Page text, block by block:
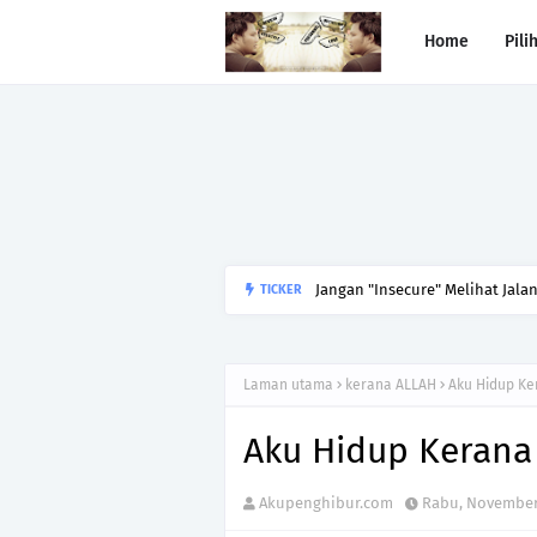
Home
TICKER Jangan "Insecure" Melihat
Laman utama kerana ALLAH Aku Hidup
Aku Hidup
Akupenghibur.com Rabu,